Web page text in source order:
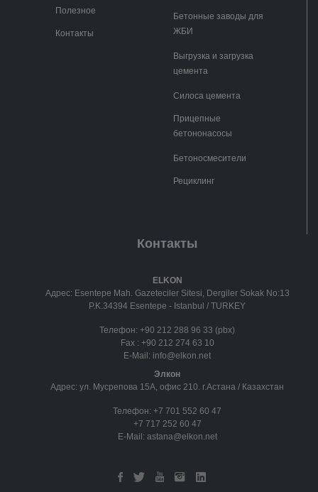
Полезное
Контакты
Бетонные заводы для
ЖБИ
Выгрузка и загрузка
цемента
Силоса цемента
Прицепные
бетононасосы
Бетоносмесители
Рециклинг
Контакты
ELKON
Адрес: Esentepe Mah. Gazeteciler Sitesi, Dergiler Sokak No:13
P.K.34394 Esentepe - Istanbul / TURKEY
Телефон: +90 212 288 96 33 (pbx)
Fax : +90 212 274 63 10
E-Mail: info@elkon.net
Элкон
Адрес: ул. Мусрепова 15А, офис 210. г.Астана / Казахстан
Телефон: +7 701 552 60 47
+7 717 252 60 47
E-Mail: astana@elkon.net